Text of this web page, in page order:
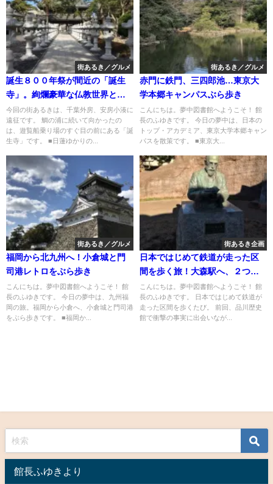
街あるき／グルメ
誕生８００年祭が間近の「誕生
寺」。絢爛豪華な仏教世界と美
味しい鯛せんべいでパワー注
入！？
今回の街あるきは、千葉外房、安房小湊に
遠征です。 鯛の浦に続いて向かったの
は、遊覧船乗り場のすぐ目の前にある「誕
生寺」です。 ■日蓮ゆかりの...
街あるき／グルメ
赤門に鉄門、三四郎池…東京大
学本郷キャンパスぶら歩き
こんにちは。夢中図書館へようこそ！ 館
長のふゆきです。 今日の夢中は、日本の
トップ・アカデミア、東京大学本郷キャン
パスを散策です。 ■東京大...
街あるき／グルメ
福岡から北九州へ！小倉城と門
司港レトロをぶら歩き
こんにちは。夢中図書館へようこそ！ 館
長のふゆきです。 今日の夢中は、九州福
岡の旅。福岡から小倉へ、小倉城と門司港
をぶら歩きです。 ■福岡か...
街あるき企画
日本ではじめて鉄道が走った区
間を歩く旅！大森駅へ、２つの
大森貝塚？
こんにちは。夢中図書館へようこそ！ 館
長のふゆきです。 日本ではじめて鉄道が
走った区間を歩くたび。 前回、品川歴史
館で衝撃の事実に出会いなが...
館長ふゆきより